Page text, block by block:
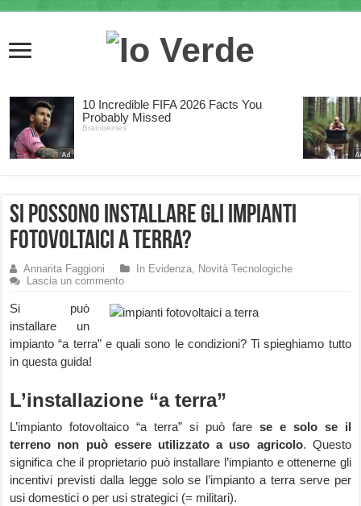
Si possono installare gli Impianti
Fotovoltaici a Terra?
Annarita Faggioni In Evidenza, Novità Tecnologiche
Lascia un commento
Si può
installare un
impianto “a terra” e quali sono le condizioni? Ti spieghiamo tutto
in questa guida!
L’installazione “a terra”
L’impianto fotovoltaico “a terra” si può fare se e solo se il
terreno non può essere utilizzato a uso agricolo. Questo
significa che il proprietario può installare l’impianto e ottenerne gli
incentivi previsti dalla legge solo se l’impianto a terra serve per
usi domestici o per usi strategici (= militari).